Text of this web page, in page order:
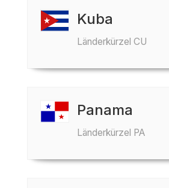
Kuba
Länderkürzel CU
Panama
Länderkürzel PA